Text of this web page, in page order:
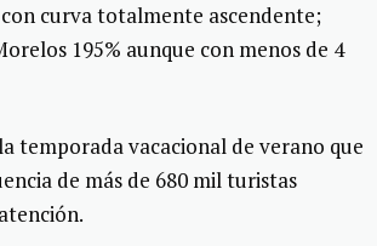
con curva totalmente ascendente;
195% aunque con menos de 4
temporada vacacional de verano que
de más de 680 mil turistas